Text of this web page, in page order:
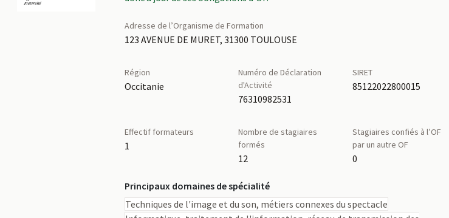
Adresse de l’Organisme de Formation
123 AVENUE DE MURET, 31300 TOULOUSE
Région
Occitanie
Numéro de Déclaration
d'Activité
76310982531
SIRET
85122022800015
Effectif formateurs
1
Nombre de stagiaires
formés
12
Stagiaires confiés à l’OF
par un autre OF
0
Principaux domaines de spécialité
Techniques de l'image et du son, métiers connexes du spectacle